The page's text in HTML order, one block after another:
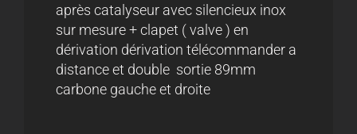
après catalyseur avec silencieux inox
sur mesure + clapet ( valve ) en
dérivation dérivation télécommander a
distance et double sortie 89mm
carbone gauche et droite